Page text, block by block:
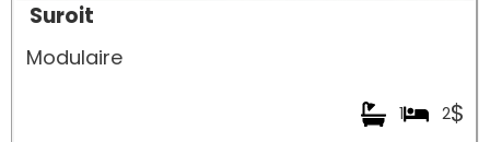
Suroit
Modulaire
$
2
1